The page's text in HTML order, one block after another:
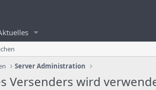
Server Administration
Versenders wird